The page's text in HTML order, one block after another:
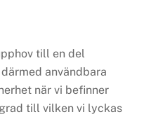
till en del
användbara
när vi befinner
till vilken vi lyckas